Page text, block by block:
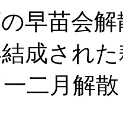
早苗会
成され
一二